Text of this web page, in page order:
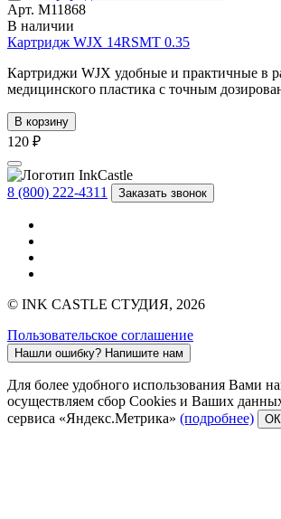
Арт. М11868
В наличии
Картридж WJX 14RSMT 0.35
Картриджи WJX удобные и практичные в
медицинского пластика с точным
В корзину
120 ₽
8 (800) 222-4311 Заказать звонок
© INK CASTLE СТУДИЯ, 2026
Пользовательское соглашение
Нашли ошибку? Напишите нам
Для более удобного использования Вами
осуществляем сбор Cookies и Ваших
сервиса «Яндекс.Метрика» (подробнее) ОК